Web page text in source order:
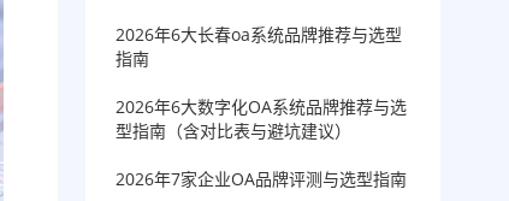
2026年6大长春oa系统品牌推荐与选型
指南
2026年6大数字化OA系统品牌推荐与选
型指南（含对比表与避坑建议）
2026年7家企业OA品牌评测与选型指南